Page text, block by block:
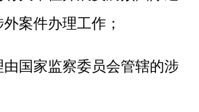
案件办理工作；
国家监察委员会管辖的涉